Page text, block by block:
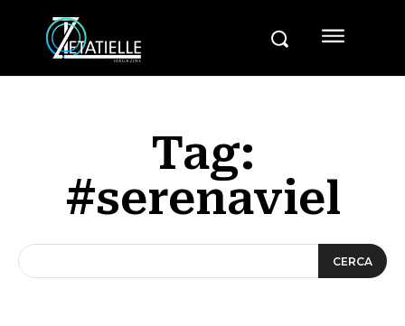
Tag:
#serenaviel
CERCA